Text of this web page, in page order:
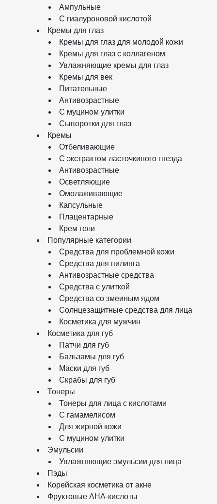
Ампульные
С гиалуроновой кислотой
Кремы для глаз
Кремы для глаз для молодой кожи
Кремы для глаз с коллагеном
Увлажняющие кремы для глаз
Кремы для век
Питательные
Антивозрастные
С муцином улитки
Сыворотки для глаз
Кремы
Отбеливающие
С экстрактом ласточкиного гнезда
Антивозрастные
Осветляющие
Омолаживающие
Капсульные
Плацентарные
Крем гели
Популярные категории
Средства для проблемной кожи
Средства для пилинга
Антивозрастные средства
Средства с улиткой
Средства со змеиным ядом
Солнцезащитные средства для лица
Косметика для мужчин
Косметика для губ
Патчи для губ
Бальзамы для губ
Маски для губ
Скрабы для губ
Тонеры
Тонеры для лица с кислотами
С гамамелисом
Для жирной кожи
С муцином улитки
Эмульсии
Увлажняющие эмульсии для лица
Пэды
Корейская косметика от акне
Фруктовые AHA-кислоты